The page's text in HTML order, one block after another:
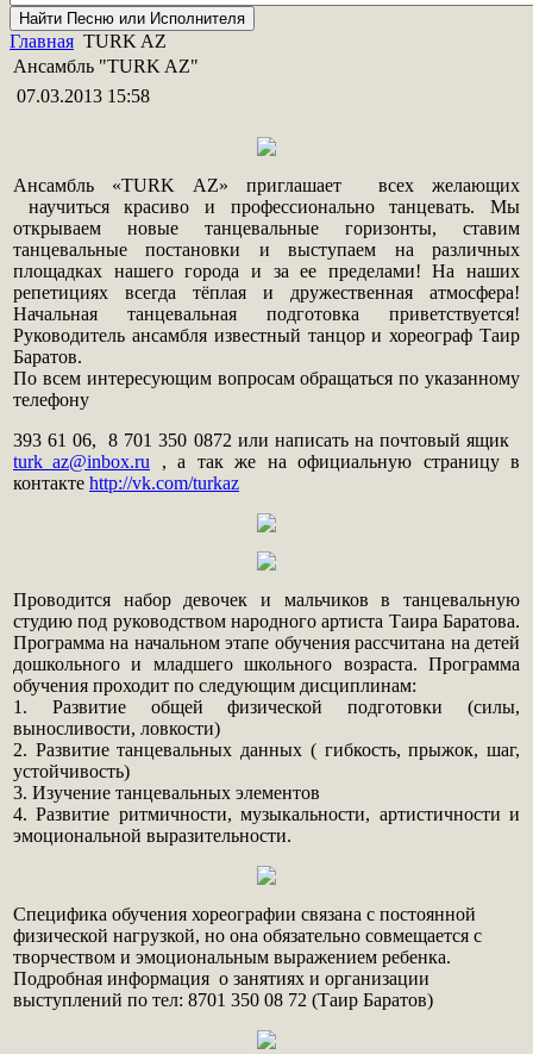
Главная TURK AZ
Ансамбль "TURK AZ"
07.03.2013 15:58
Ансамбль «TURK AZ» приглашает всех желающих
научиться красиво и профессионально танцевать. Мы
открываем новые танцевальные горизонты, ставим
танцевальные постановки и выступаем на различных
площадках нашего города и за ее пределами! На наших
репетициях всегда тёплая и дружественная атмосфера!
Начальная танцевальная подготовка приветствуется!
Руководитель ансамбля известный танцор и хореограф Таир
Баратов.
По всем интересующим вопросам обращаться по указанному
телефону
393 61 06, 8 701 350 0872 или написать на почтовый ящик
turk_az@inbox.ru , а так же на официальную страницу в
контакте http://vk.com/turkaz
Проводится набор девочек и мальчиков в танцевальную
студию под руководством народного артиста Таира Баратова.
Программа на начальном этапе обучения рассчитана на детей
дошкольного и младшего школьного возраста. Программа
обучения проходит по следующим дисциплинам:
1. Развитие общей физической подготовки (силы,
выносливости, ловкости)
2. Развитие танцевальных данных ( гибкость, прыжок, шаг,
устойчивость)
3. Изучение танцевальных элементов
4. Развитие ритмичности, музыкальности, артистичности и
эмоциональной выразительности.
Специфика обучения хореографии связана с постоянной
физической нагрузкой, но она обязательно совмещается с
творчеством и эмоциональным выражением ребенка.
Подробная информация о занятиях и организации
выступлений по тел: 8701 350 08 72 (Таир Баратов)